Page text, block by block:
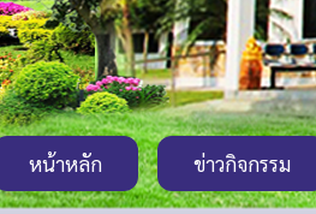
หน้าหลัก ข่าวกิจกรรม